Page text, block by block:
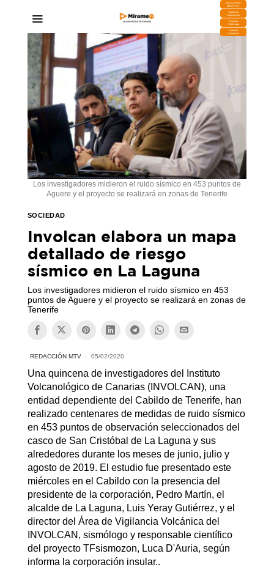
DESCARGA
MIRAPLAY
Buzón de
Sugerencias
Contratar
Publicidad
Contacto
Comercial
Los investigadores midieron el ruido sísmico en 453 puntos de
Aguere y el proyecto se realizará en zonas de Tenerife
SOCIEDAD
Involcan elabora un mapa
detallado de riesgo
sísmico en La Laguna
Los investigadores midieron el ruido sísmico en 453
puntos de Aguere y el proyecto se realizará en zonas de
Tenerife
REDACCIÓN MTV 05/02/2020
Una quincena de investigadores del Instituto
Volcanológico de Canarias (INVOLCAN), una
entidad dependiente del Cabildo de Tenerife, han
realizado centenares de medidas de ruido sísmico
en 453 puntos de observación seleccionados del
casco de San Cristóbal de La Laguna y sus
alrededores durante los meses de junio, julio y
agosto de 2019. El estudio fue presentado este
miércoles en el Cabildo con la presencia del
presidente de la corporación, Pedro Martín, el
alcalde de La Laguna, Luis Yeray Gutiérrez, y el
director del Área de Vigilancia Volcánica del
INVOLCAN, sismólogo y responsable científico
del proyecto TFsismozon, Luca D'Auria, según
informa la corporación insular..